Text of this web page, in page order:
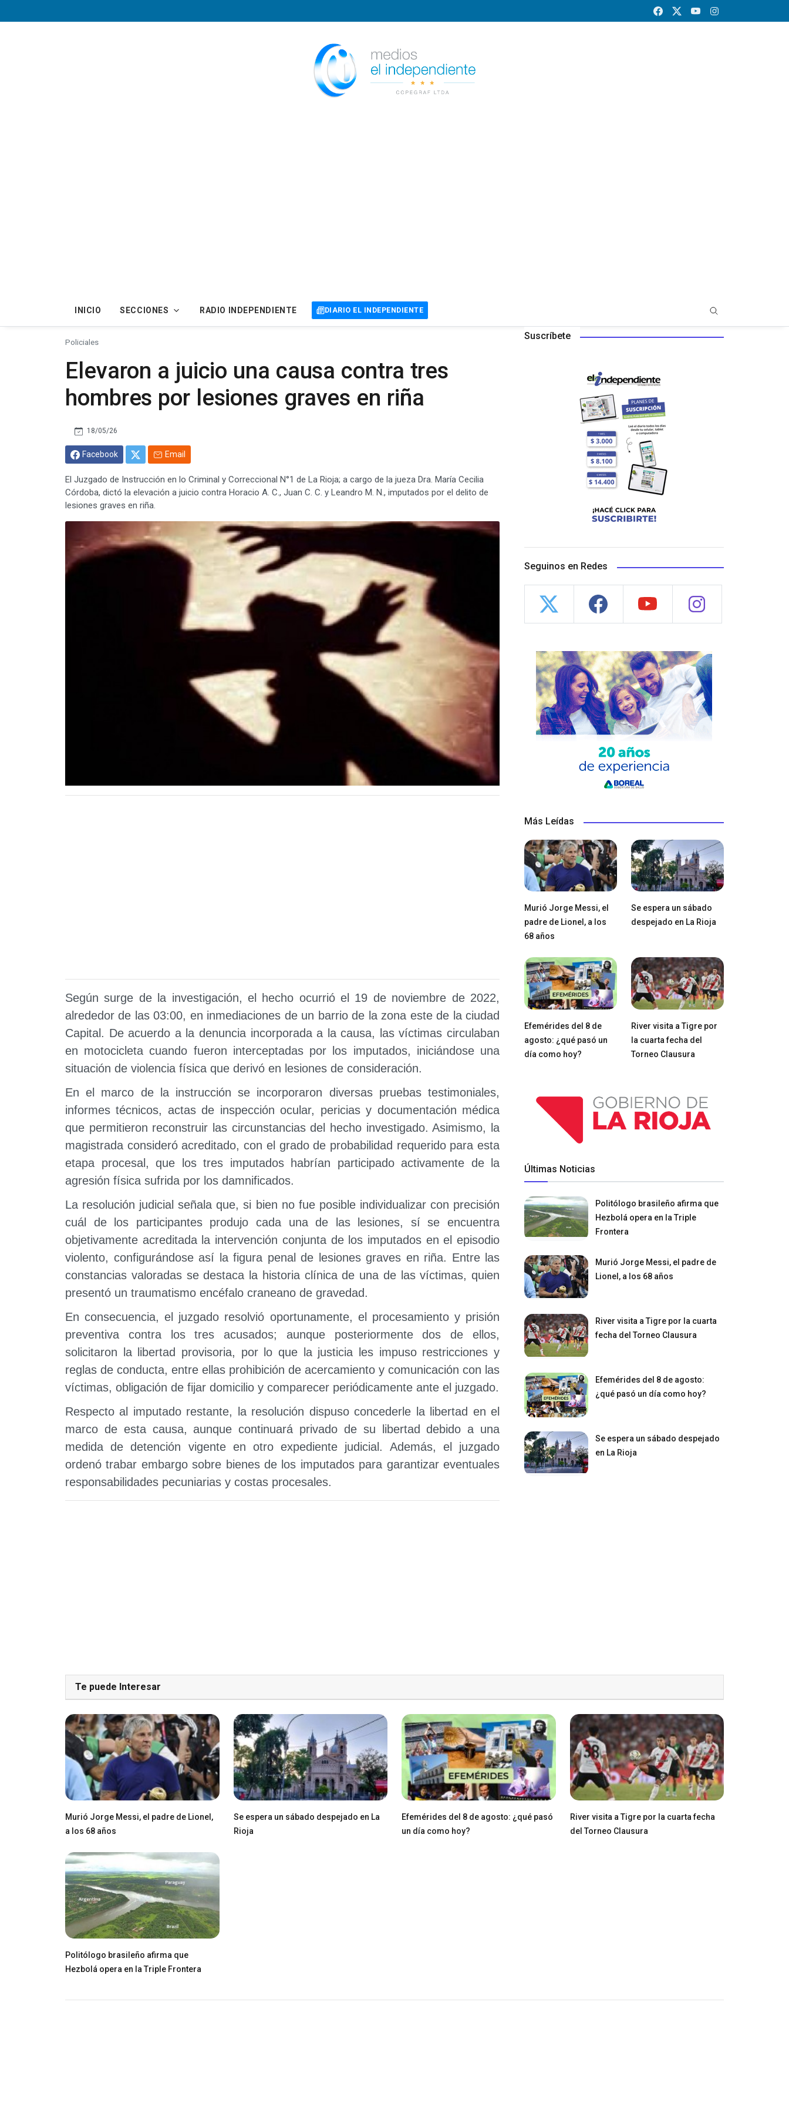
INICIO SECCIONES RADIO INDEPENDIENTE DIARIO EL INDEPENDIENTE
Policiales
Elevaron a juicio una causa contra tres
hombres por lesiones graves en riña
18/05/26
Facebook Email
El Juzgado de Instrucción en lo Criminal y Correccional N°1 de La Rioja; a cargo de la jueza Dra. María Cecilia
Córdoba, dictó la elevación a juicio contra Horacio A. C., Juan C. C. y Leandro M. N., imputados por el delito de
lesiones graves en riña.
Según surge de la investigación, el hecho ocurrió el 19 de noviembre de 2022,
alrededor de las 03:00, en inmediaciones de un barrio de la zona este de la ciudad
Capital. De acuerdo a la denuncia incorporada a la causa, las víctimas circulaban
en motocicleta cuando fueron interceptadas por los imputados, iniciándose una
situación de violencia física que derivó en lesiones de consideración.
En el marco de la instrucción se incorporaron diversas pruebas testimoniales,
informes técnicos, actas de inspección ocular, pericias y documentación médica
que permitieron reconstruir las circunstancias del hecho investigado. Asimismo, la
magistrada consideró acreditado, con el grado de probabilidad requerido para esta
etapa procesal, que los tres imputados habrían participado activamente de la
agresión física sufrida por los damnificados.
La resolución judicial señala que, si bien no fue posible individualizar con precisión
cuál de los participantes produjo cada una de las lesiones, sí se encuentra
objetivamente acreditada la intervención conjunta de los imputados en el episodio
violento, configurándose así la figura penal de lesiones graves en riña. Entre las
constancias valoradas se destaca la historia clínica de una de las víctimas, quien
presentó un traumatismo encéfalo craneano de gravedad.
En consecuencia, el juzgado resolvió oportunamente, el procesamiento y prisión
preventiva contra los tres acusados; aunque posteriormente dos de ellos,
solicitaron la libertad provisoria, por lo que la justicia les impuso restricciones y
reglas de conducta, entre ellas prohibición de acercamiento y comunicación con las
víctimas, obligación de fijar domicilio y comparecer periódicamente ante el juzgado.
Respecto al imputado restante, la resolución dispuso concederle la libertad en el
marco de esta causa, aunque continuará privado de su libertad debido a una
medida de detención vigente en otro expediente judicial. Además, el juzgado
ordenó trabar embargo sobre bienes de los imputados para garantizar eventuales
responsabilidades pecuniarias y costas procesales.
Suscríbete
Seguinos en Redes
Más Leídas
Murió Jorge Messi, el
padre de Lionel, a los
68 años
Se espera un sábado
despejado en La Rioja
Efemérides del 8 de
agosto: ¿qué pasó un
día como hoy?
River visita a Tigre por
la cuarta fecha del
Torneo Clausura
Últimas Noticias
Politólogo brasileño afirma que
Hezbolá opera en la Triple
Frontera
Murió Jorge Messi, el padre de
Lionel, a los 68 años
River visita a Tigre por la cuarta
fecha del Torneo Clausura
Efemérides del 8 de agosto:
¿qué pasó un día como hoy?
Se espera un sábado despejado
en La Rioja
Te puede Interesar
Murió Jorge Messi, el padre de Lionel,
a los 68 años
Se espera un sábado despejado en La
Rioja
Efemérides del 8 de agosto: ¿qué pasó
un día como hoy?
River visita a Tigre por la cuarta fecha
del Torneo Clausura
Politólogo brasileño afirma que
Hezbolá opera en la Triple Frontera